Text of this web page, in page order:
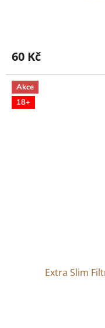
60 Kč
Akce
18+
Extra Slim